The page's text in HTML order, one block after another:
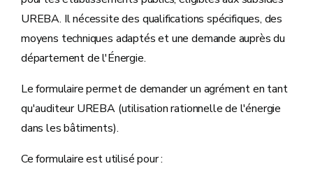
UREBA. Il nécessite des qualifications spécifiques, des
moyens techniques adaptés et une demande auprès du
département de l'Énergie.
Le formulaire permet de demander un agrément en tant
qu'auditeur UREBA (utilisation rationnelle de l'énergie
dans les bâtiments).
Ce formulaire est utilisé pour :